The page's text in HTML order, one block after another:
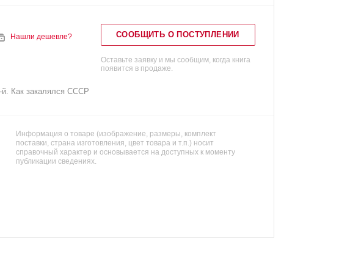
Нашли дешевле? СООБЩИТЬ О ПОСТУПЛЕНИИ
Оставьте заявку и мы сообщим, когда книга
появится в продаже.
Как закалялся СССР
Информация о товаре (изображение, размеры, комплект
поставки, страна изготовления, цвет товара и т.п.) носит
справочный характер и основывается на доступных к моменту
публикации сведениях.